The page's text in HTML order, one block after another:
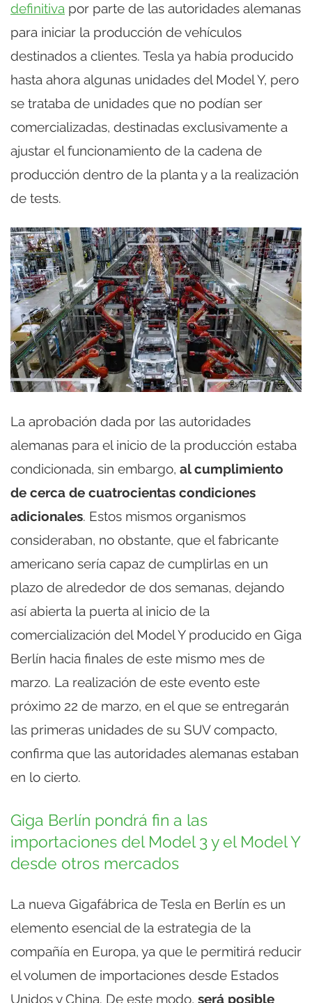
definitiva por parte de las autoridades alemanas
para iniciar la producción de vehículos
destinados a clientes. Tesla ya había producido
hasta ahora algunas unidades del Model Y, pero
se trataba de unidades que no podían ser
comercializadas, destinadas exclusivamente a
ajustar el funcionamiento de la cadena de
producción dentro de la planta y a la realización
de tests.
La aprobación dada por las autoridades
alemanas para el inicio de la producción estaba
condicionada, sin embargo, al cumplimiento
de cerca de cuatrocientas condiciones
adicionales. Estos mismos organismos
consideraban, no obstante, que el fabricante
americano sería capaz de cumplirlas en un
plazo de alrededor de dos semanas, dejando
así abierta la puerta al inicio de la
comercialización del Model Y producido en Giga
Berlín hacia finales de este mismo mes de
marzo. La realización de este evento este
próximo 22 de marzo, en el que se entregarán
las primeras unidades de su SUV compacto,
confirma que las autoridades alemanas estaban
en lo cierto.
Giga Berlín pondrá fin a las
importaciones del Model 3 y el Model Y
desde otros mercados
La nueva Gigafábrica de Tesla en Berlín es un
elemento esencial de la estrategia de la
compañía en Europa, ya que le permitirá reducir
el volumen de importaciones desde Estados
Unidos y China. De este modo, será posible